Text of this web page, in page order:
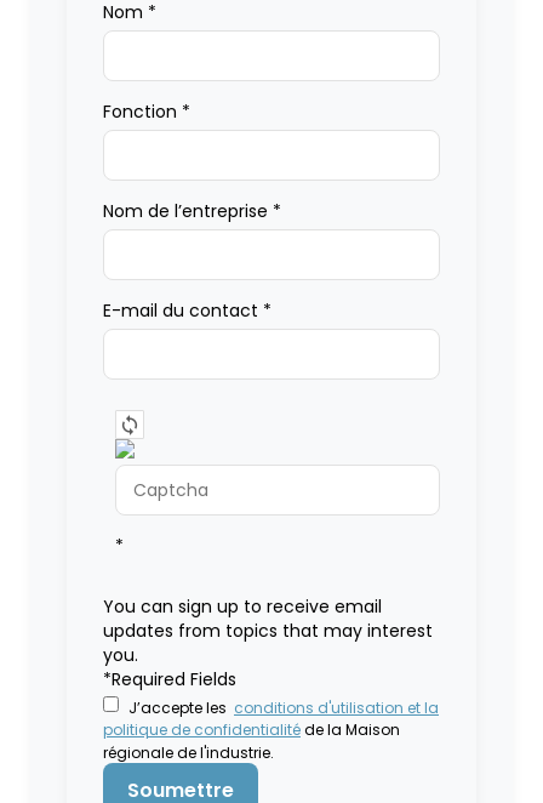
Nom *
Fonction *
Nom de l’entreprise *
E-mail du contact *
*
You can sign up to receive email
updates from topics that may interest
you.
*Required Fields
J’accepte les conditions d'utilisation et la
politique de confidentialitéde la Maison
régionale de l'industrie.